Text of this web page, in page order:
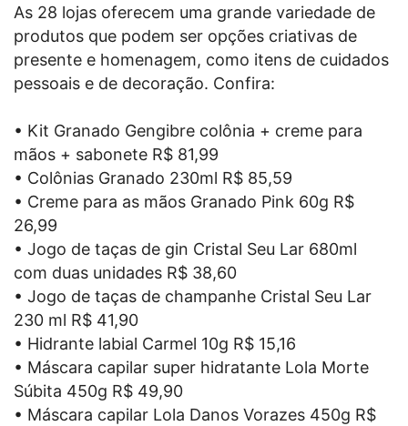
As 28 lojas oferecem uma grande variedade de
produtos que podem ser opções criativas de
presente e homenagem, como itens de cuidados
pessoais e de decoração. Confira:
• Kit Granado Gengibre colônia + creme para
mãos + sabonete R$ 81,99
• Colônias Granado 230ml R$ 85,59
• Creme para as mãos Granado Pink 60g R$
26,99
• Jogo de taças de gin Cristal Seu Lar 680ml
com duas unidades R$ 38,60
• Jogo de taças de champanhe Cristal Seu Lar
230 ml R$ 41,90
• Hidrante labial Carmel 10g R$ 15,16
• Máscara capilar super hidratante Lola Morte
Súbita 450g R$ 49,90
• Máscara capilar Lola Danos Vorazes 450g R$